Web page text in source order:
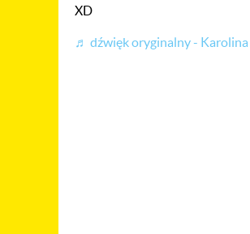
XD
♬ dźwięk oryginalny - Karolina